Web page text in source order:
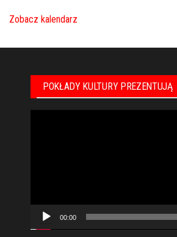
Zobacz kalendarz
POKŁADY KULTURY PREZENTUJĄ
00:00